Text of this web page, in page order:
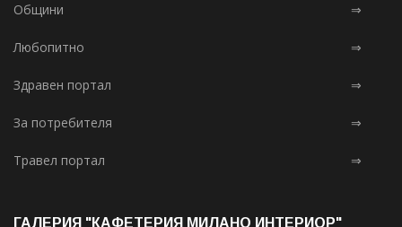
Общини ⇒
Любопитно ⇒
Здравен портал ⇒
За потребителя ⇒
Травел портал ⇒
ГАЛЕРИЯ "КАФЕТЕРИЯ МИЛАНО ИНТЕРИОР"